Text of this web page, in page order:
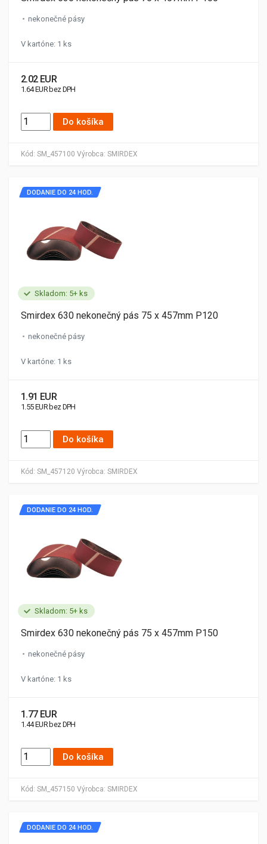
Kód: SM_457100 Výrobca: SMIRDEX
nekonečné pásy
V kartóne: 1 ks
2.02 EUR
1.64 EUR bez DPH
Do košíka
Skladom: 5+ ks
Kód: SM_457120 Výrobca: SMIRDEX
DODANIE DO 24 HOD.
Smirdex 630 nekonečný pás 75 x 457mm P120
nekonečné pásy
V kartóne: 1 ks
1.91 EUR
1.55 EUR bez DPH
Do košíka
Skladom: 5+ ks
Kód: SM_457150 Výrobca: SMIRDEX
DODANIE DO 24 HOD.
Smirdex 630 nekonečný pás 75 x 457mm P150
nekonečné pásy
V kartóne: 1 ks
1.77 EUR
1.44 EUR bez DPH
Do košíka
DODANIE DO 24 HOD.